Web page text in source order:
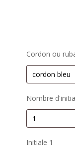
Cordon ou
Nombre
Initiale 1